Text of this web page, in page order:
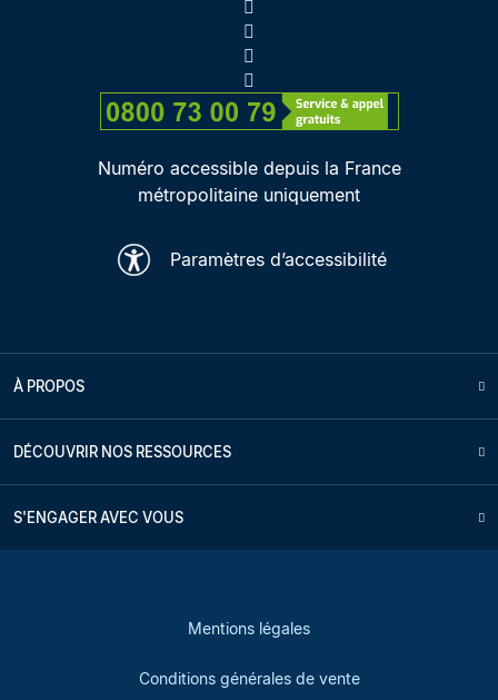
Numéro accessible depuis la France
métropolitaine uniquement
Paramètres d’accessibilité
À PROPOS
DÉCOUVRIR NOS RESSOURCES
S'ENGAGER AVEC VOUS
Mentions légales
Conditions générales de vente